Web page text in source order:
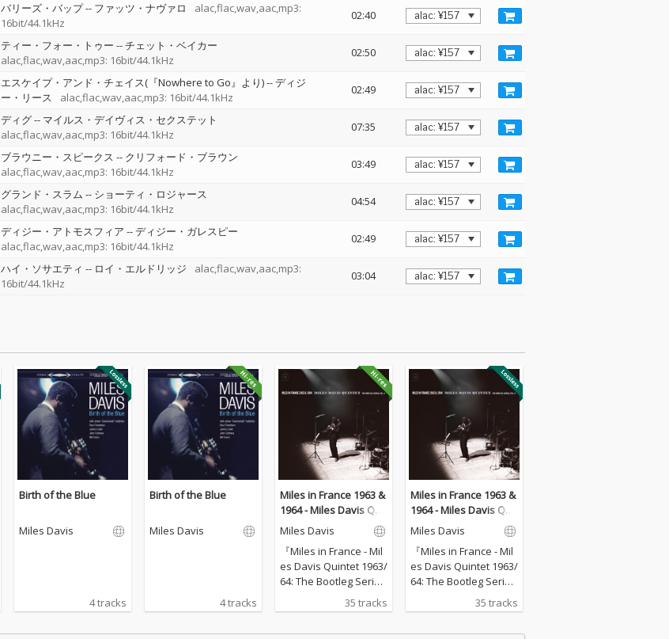
バリーズ・バップ-- ファッツ・ナヴァロ
alac,flac,wav,aac,mp3:
16bit/44.1kHz
02:40
ティー・フォー・トゥー --チェット・ベイカー
alac,flac,wav,aac,mp3: 16bit/44.1kHz
02:50
エスケイプ・アンド・チェイス(『Nowhere to Go』より)--ディジ
ー・リース
alac,flac,wav,aac,mp3: 16bit/44.1kHz
02:49
ディグ-- マイルス・デイヴィス・セクステット
alac,flac,wav,aac,mp3: 16bit/44.1kHz
07:35
ブラウニー・スピークス -- クリフォード・ブラウン
alac,flac,wav,aac,mp3: 16bit/44.1kHz
03:49
グランド・スラム -- ショーティ・ロジャース
alac,flac,wav,aac,mp3: 16bit/44.1kHz
04:54
ディジー・アトモスフィア --ディジー・ガレスピー
alac,flac,wav,aac,mp3: 16bit/44.1kHz
02:49
ハイ・ソサエティ -- ロイ・エルドリッジ
alac,flac,wav,aac,mp3:
16bit/44.1kHz
03:04
Birth of the Blue
Miles Davis
4 tracks
Birth of the Blue
Miles Davis
4 tracks
Miles in France 1963 &
1964 - Miles Davis Qui
ntet: The Bootleg Seri
Miles Davis
『Miles in France - Mil
es Davis Quintet 1963/
64: The Bootleg Serie
s, Vol. 8』は、マイルス
の音楽的な変遷の中で
35 tracks
Miles in France 1963 &
1964 - Miles Davis Qui
ntet: The Bootleg Seri
Miles Davis
『Miles in France - Mil
es Davis Quintet 1963/
64: The Bootleg Serie
s, Vol. 8』は、マイルス
の音楽的な変遷の中で
35 tracks